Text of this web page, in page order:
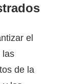
el
las
de la